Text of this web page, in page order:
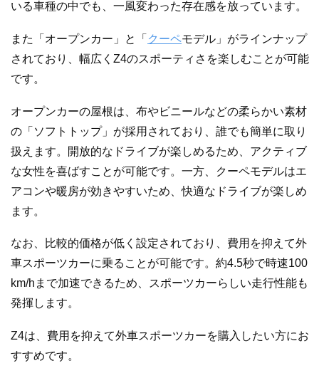
いる車種の中でも、一風変わった存在感を放っています。
また「オープンカー」と「 クーペモデル」がラインナップ
されており、幅広くZ4のスポーティさを楽しむことが可能
です。
オープンカーの屋根は、布やビニールなどの柔らかい素材
の「ソフトトップ」が採用されており、誰でも簡単に取り
扱えます。開放的なドライブが楽しめるため、アクティブ
な女性を喜ばすことが可能です。一方、クーペモデルはエ
アコンや暖房が効きやすいため、快適なドライブが楽しめ
ます。
なお、比較的価格が低く設定されており、費用を抑えて外
車スポーツカーに乗ることが可能です。約4.5秒で時速100
km/hまで加速できるため、スポーツカーらしい走行性能も
発揮します。
Z4は、費用を抑えて外車スポーツカーを購入したい方にお
すすめです。